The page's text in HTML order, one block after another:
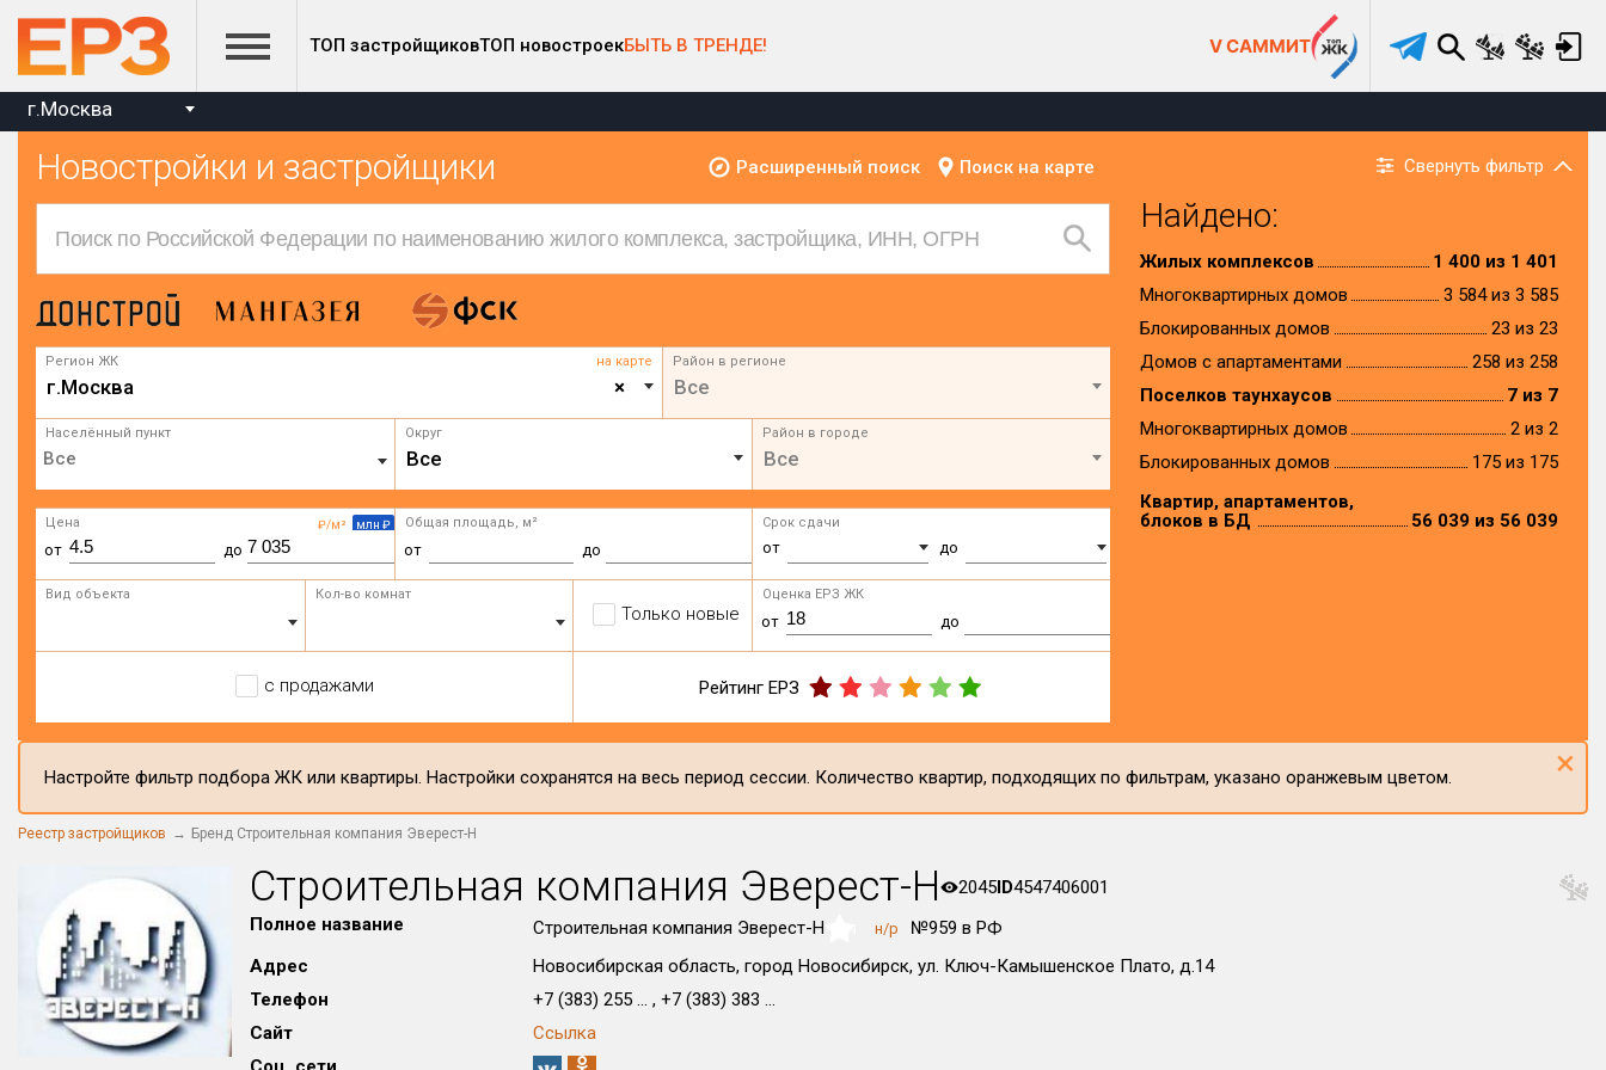
ТОП застройщиковТОП новостроекБЫТЬ В ТРЕНДЕ! V САММИТ
г.Москва
Новостройки и застройщики Расширенный поиск Поиск на карте Свернуть фильтр
Регион ЖК на карте
×
г.Москва
Район в регионе
Все
Населённый пункт Округ
Все
Район в городе
Все
₽/м² млн ₽
Цена
от до
Общая площадь, м²
от до
Срок сдачи
от до
Вид объекта Кол-во комнат
Только новые
Оценка ЕРЗ ЖК
от до
с продажами Рейтинг ЕРЗ
Найдено:
Жилых комплексов
1 400 из 1 401
Многоквартирных домов
3 584 из 3 585
Блокированных домов
23 из 23
Домов с апартаментами
258 из 258
Поселков таунхаусов
7 из 7
Многоквартирных домов
2 из 2
Блокированных домов
175 из 175
Квартир, апартаментов,
блоков в БД
56 039 из 56 039
Настройте фильтр подбора ЖК или квартиры. Настройки сохранятся на весь период сессии. Количество квартир, подходящих по фильтрам, указано оранжевым цветом. ×
Реестр застройщиков Бренд Строительная компания Эверест-Н
Строительная компания Эверест-Н 2045ID4547406001
Полное название
Строительная компания Эверест-Н н/р
№959 в РФ
Адрес
Новосибирская область, город Новосибирск, ул. Ключ-Камышенское Плато, д.14
Телефон
+7 (383) 255 ... , +7 (383) 383 ...
Сайт
Ссылка